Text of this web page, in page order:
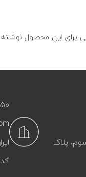
برای این محصول
پلاک
کد